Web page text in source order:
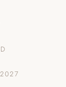
2027